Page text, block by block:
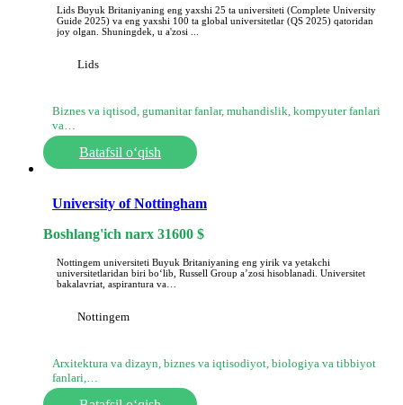
Lids Buyuk Britaniyaning eng yaxshi 25 ta universiteti (Complete University
Guide 2025) va eng yaxshi 100 ta global universitetlar (QS 2025) qatoridan
joy olgan. Shuningdek, u a'zosi ...
Lids
Biznes va iqtisod, gumanitar fanlar, muhandislik, kompyuter fanlari
va…
Batafsil o‘qish
University of Nottingham
Boshlang'ich narx 31600 $
Nottingem universiteti Buyuk Britaniyaning eng yirik va yetakchi
universitetlaridan biri boʻlib, Russell Group aʼzosi hisoblanadi. Universitet
bakalavriat, aspirantura va…
Nottingem
Arxitektura va dizayn, biznes va iqtisodiyot, biologiya va tibbiyot
fanlari,…